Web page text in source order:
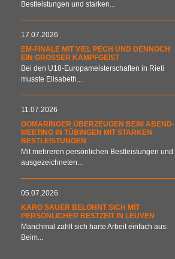
Bestleistungen und starken...
17.07.2026
EM-FINALE MIT VIEL PECH UND DENNOCH
EIN GROSSER KAMPFGEIST
Bei den U18-Europameisterschaften in Rieti
musste Elisabeth...
11.07.2026
GOMARINGER ÜBERZEUGEN BEIM ABEND-
MEETING IN TÜBINGEN MIT STARKEN
BESTLEISTUNGEN
Mit mehreren persönlichen Bestleistungen und
ausgezeichneten...
05.07.2026
KARO SAUER BELOHNT SICH MIT
PERSÖNLICHER BESTZEIT IN LEUVEN
Manchmal zahlt sich harte Arbeit einfach aus:
Beim...